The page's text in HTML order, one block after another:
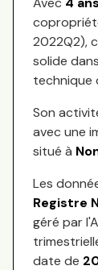
2022Q2),
solide
technique
Son
avec une
situé à
Les
Registre
géré par
date de